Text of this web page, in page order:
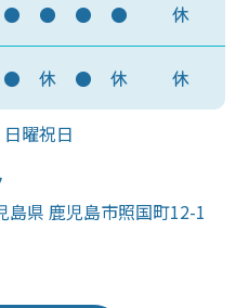
● ● ● ● 休
● 休 ● 休 休
曜祝日
県 鹿児島市照国町12-1